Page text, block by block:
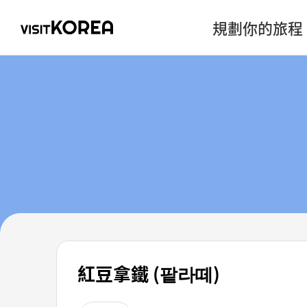
規劃你的旅程
紅豆拿鐵 (팥라떼)